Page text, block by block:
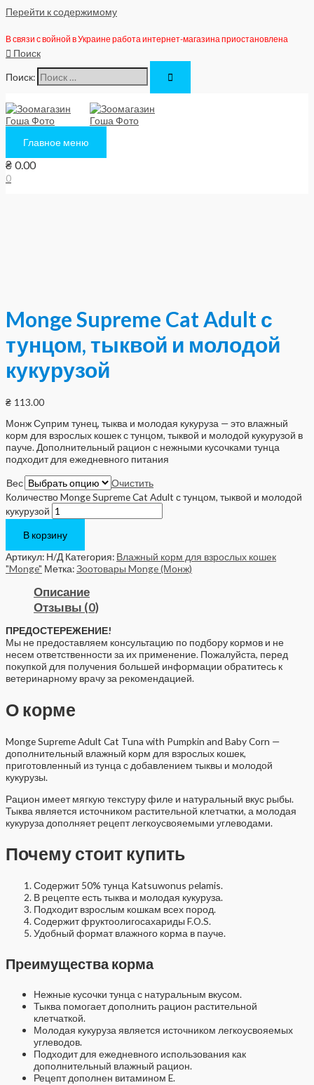
Перейти к содержимому
В связи с войной в Украине работа интернет-магазина приостановлена
Поиск
Поиск:
Главное меню
₴ 0.00
0
Monge Supreme Cat Adult с
тунцом, тыквой и молодой
кукурузой
₴ 113.00
Монж Суприм тунец, тыква и молодая кукуруза — это влажный
корм для взрослых кошек с тунцом, тыквой и молодой кукурузой в
пауче. Дополнительный рацион с нежными кусочками тунца
подходит для ежедневного питания
Вес
Очистить
Количество Monge Supreme Cat Adult с тунцом, тыквой и молодой
кукурузой
В корзину
Артикул: Н/Д Категория: Влажный корм для взрослых кошек
"Monge" Метка:Зоотовары Monge (Монж)
Описание
Отзывы (0)
ПРЕДОСТЕРЕЖЕНИЕ!
Мы не предоставляем консультацию по подбору кормов и не
несем ответственности за их применение. Пожалуйста, перед
покупкой для получения большей информации обратитесь к
ветеринарному врачу за рекомендацией.
О корме
Monge Supreme Adult Cat Tuna with Pumpkin and Baby Corn —
дополнительный влажный корм для взрослых кошек,
приготовленный из тунца с добавлением тыквы и молодой
кукурузы.
Рацион имеет мягкую текстуру филе и натуральный вкус рыбы.
Тыква является источником растительной клетчатки, а молодая
кукуруза дополняет рецепт легкоусвояемыми углеводами.
Почему стоит купить
Содержит 50% тунца Katsuwonus pelamis.
В рецепте есть тыква и молодая кукуруза.
Подходит взрослым кошкам всех пород.
Содержит фруктоолигосахариды F.O.S.
Удобный формат влажного корма в пауче.
Преимущества корма
Нежные кусочки тунца с натуральным вкусом.
Тыква помогает дополнить рацион растительной
клетчаткой.
Молодая кукуруза является источником легкоусвояемых
углеводов.
Подходит для ежедневного использования как
дополнительный влажный рацион.
Рецепт дополнен витамином E.